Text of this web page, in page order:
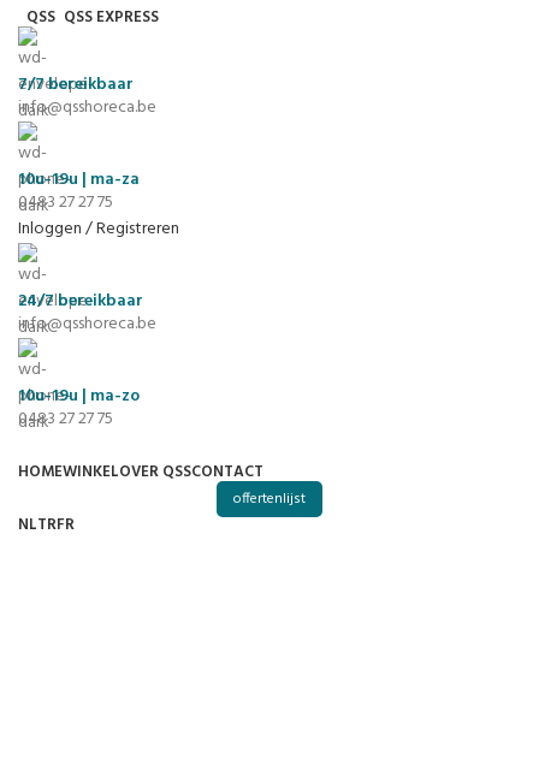
QSS QSS EXPRESS
7/7bereikbaar
info@qsshoreca.be
10u-19u | ma-za
0483 27 27 75
Inloggen / Registreren
24/7bereikbaar
info@qsshoreca.be
10u-19u | ma-zo
0483 27 27 75
HOMEWINKELOVER QSSCONTACT
offertenlijst
NLTRFR